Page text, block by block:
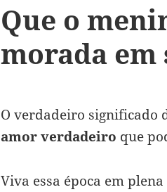
Que o
morada em
O verdadeiro significado
amor verdadeiro que
Viva essa época em